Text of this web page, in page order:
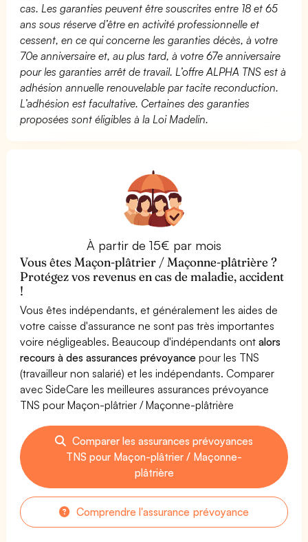
cas. Les garanties peuvent être souscrites entre 18 et 65
ans sous réserve d’être en activité professionnelle et
cessent, en ce qui concerne les garanties décès, à votre
70e anniversaire et, au plus tard, à votre 67e anniversaire
pour les garanties arrêt de travail. L’offre ALPHA TNS est à
adhésion annuelle renouvelable par tacite reconduction.
L’adhésion est facultative. Certaines des garanties
proposées sont éligibles à la Loi Madelin.
À partir de 15€ par mois
Vous êtes Maçon-plâtrier / Maçonne-plâtrière ?
Protégez vos revenus en cas de maladie, accident
!
Vous êtes indépendants, et généralement les aides de
votre caisse d'assurance ne sont pas très importantes
voire négligeables. Beaucoup d'indépendants ontalors
recours à des assurances prévoyance pour les TNS
(travailleur non salarié) et les indépendants. Comparer
avec SideCare les meilleures assurances prévoyance
TNS pour Maçon-plâtrier / Maçonne-plâtrière
Comparer les assurances prévoyances
TNS pour Maçon-plâtrier / Maçonne-
plâtrière
Comprendre l'assurance prévoyance